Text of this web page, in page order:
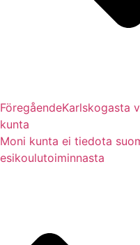
FöregåendeKarlskogasta
kunta
Moni kunta ei tiedota
esikoulutoiminnasta